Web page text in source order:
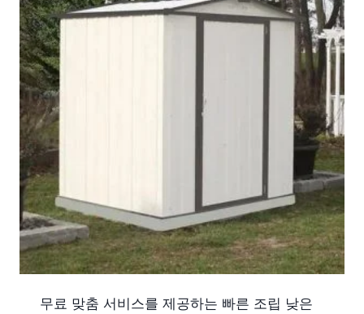
무료 맞춤 서비스를 제공하는 빠른 조립 낮은